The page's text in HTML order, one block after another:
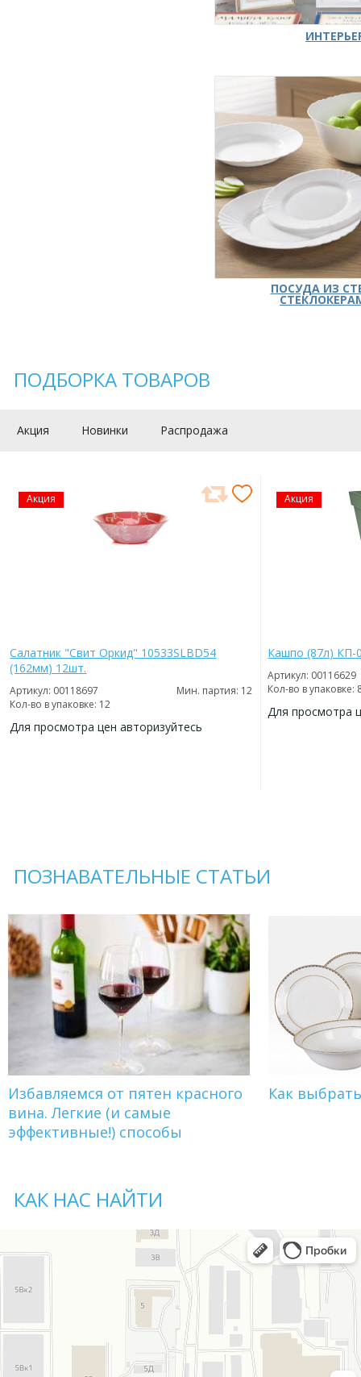
ПОСУДА ИЗ
ПОДБОРКА ТОВАРОВ
Акция Новинки Распродажа
Акция
Салатник "Свит Оркид" 10533SLBD54
(162мм) 12шт.
Артикул: 00118697
Мин. партия: 12
Кол-во в упаковке: 12
Для просмотра цен авторизуйтесь
Акция
Кашпо (87л) КП-
Артикул: 00116629
Кол-во в упаковке:
Для просмотра
ПОЗНАВАТЕЛЬНЫЕ СТАТЬИ
Избавляемся от пятен красного
вина. Легкие (и самые
эффективные!) способы
Как
КАК НАС НАЙТИ